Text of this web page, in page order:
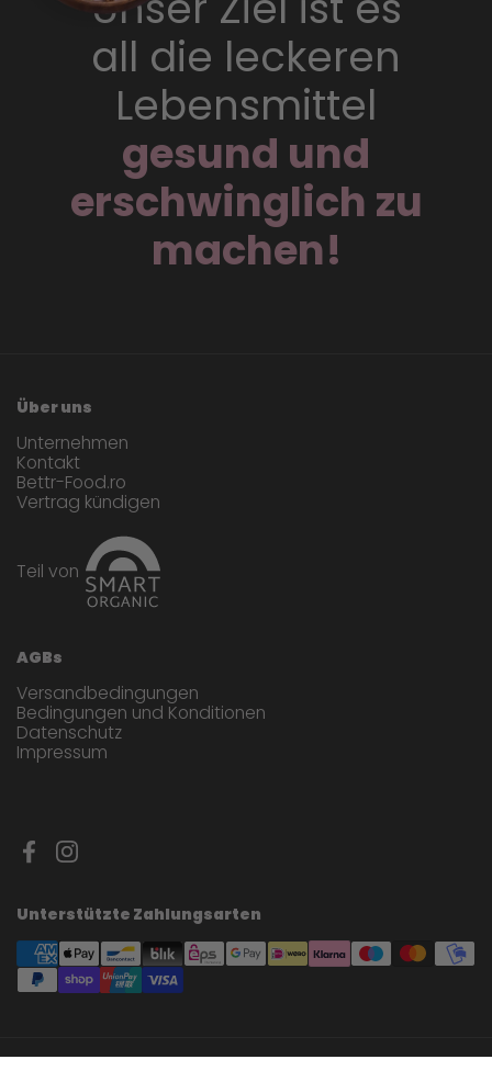
all die leckeren
Lebensmittel
gesund und
erschwinglich zu
machen!
Über uns
Unternehmen
Kontakt
Bettr-Food.ro
Vertrag kündigen
Teil von
AGBs
Versandbedingungen
Bedingungen und Konditionen
Datenschutz
Impressum
FacebookInstagram
Unterstützte Zahlungsarten
Copyright © 2026bettrfood.